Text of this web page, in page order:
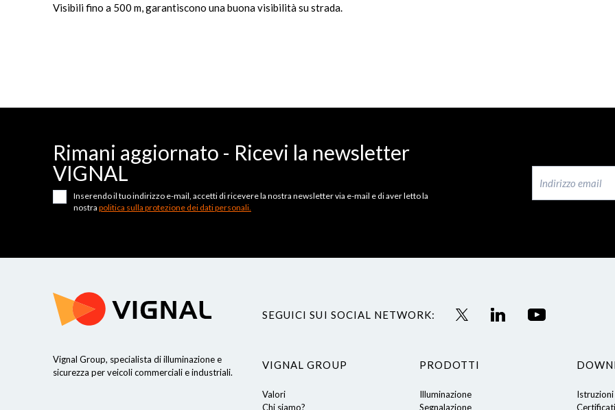
Visibili fino a 500 m, garantiscono una buona visibilità su strada.
Rimani aggiornato - Ricevi la newsletter
VIGNAL
Inserendo il tuo indirizzo e-mail, accetti di ricevere la nostra newsletter via e-mail e di aver letto la
nostra politica sulla protezione dei dati personali.
Vignal Group, specialista di illuminazione e
sicurezza per veicoli commerciali e industriali.
SEGUICI SUI SOCIAL NETWORK:
VIGNAL GROUP
Valori
Chi siamo?
PRODOTTI
Illuminazione
Segnalazione
Istruzioni
Certificati
Continua senza consenso